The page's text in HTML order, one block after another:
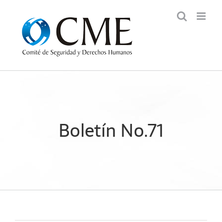
contenido
Boletín No.71